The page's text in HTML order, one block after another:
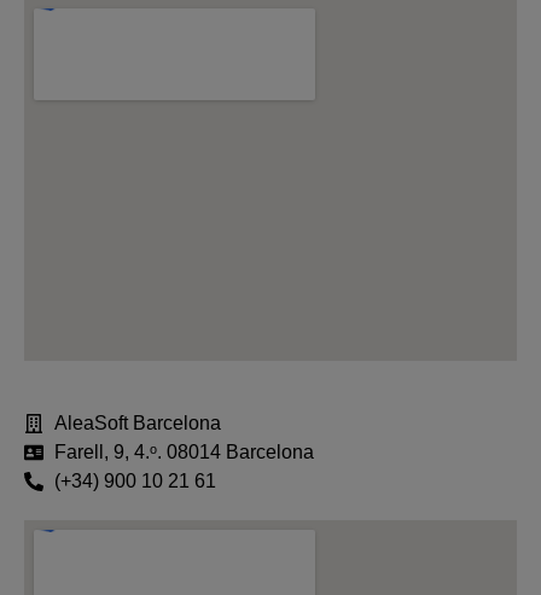
AleaSoft Barcelona
Farell, 9, 4.ᵒ. 08014 Barcelona
(+34) 900 10 21 61